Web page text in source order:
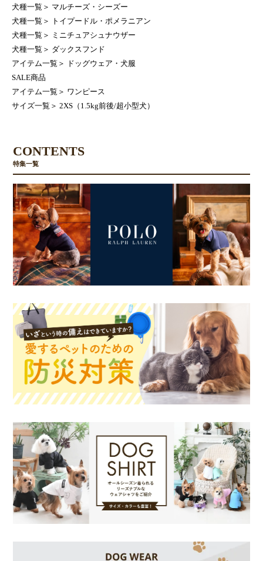
犬種一覧 ＞ マルチーズ・シーズー
犬種一覧 ＞
トイプードル・ポメラニアン
犬種一覧 ＞
ミニチュアシュナウザー
犬種一覧 ＞ ダックスフンド
アイテム一覧 ＞
ドッグウェア・犬服
SALE商品
アイテム一覧 ＞ ワンピース
サイズ一覧 ＞ 2XS（1.5kg前後/超小型犬）
CONTENTS
特集一覧